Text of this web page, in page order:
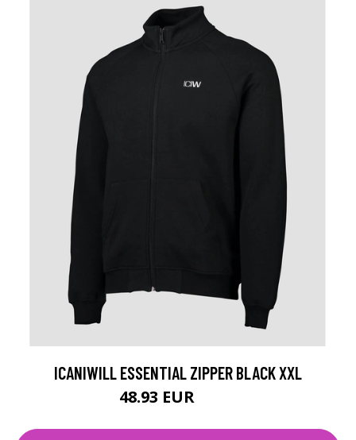
ICANIWILL ESSENTIAL ZIPPER BLACK XXL
48.93 EUR